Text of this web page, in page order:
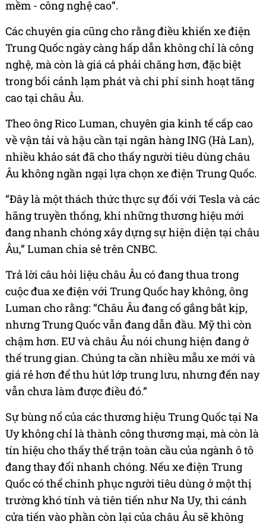
mềm - công nghệ cao”.
Các chuyên gia cũng cho rằng điều khiến xe điện
Trung Quốc ngày càng hấp dẫn không chỉ là công
nghệ, mà còn là giá cả phải chăng hơn, đặc biệt
trong bối cảnh lạm phát và chi phí sinh hoạt tăng
cao tại châu Âu.
Theo ông Rico Luman, chuyên gia kinh tế cấp cao
về vận tải và hậu cần tại ngân hàng ING (Hà Lan),
nhiều khảo sát đã cho thấy người tiêu dùng châu
Âu không ngần ngại lựa chọn xe điện Trung Quốc.
“Đây là một thách thức thực sự đối với Tesla và các
hãng truyền thống, khi những thương hiệu mới
đang nhanh chóng xây dựng sự hiện diện tại châu
Âu,” Luman chia sẻ trên CNBC.
Trả lời câu hỏi liệu châu Âu có đang thua trong
cuộc đua xe điện với Trung Quốc hay không, ông
Luman cho rằng: “Châu Âu đang cố gắng bắt kịp,
nhưng Trung Quốc vẫn đang dẫn đầu. Mỹ thì còn
chậm hơn. EU và châu Âu nói chung hiện đang ở
thế trung gian. Chúng ta cần nhiều mẫu xe mới và
giá rẻ hơn để thu hút lớp trung lưu, nhưng đến nay
vẫn chưa làm được điều đó.”
Sự bùng nổ của các thương hiệu Trung Quốc tại Na
Uy không chỉ là thành công thương mại, mà còn là
tín hiệu cho thấy thế trận toàn cầu của ngành ô tô
đang thay đổi nhanh chóng. Nếu xe điện Trung
Quốc có thể chinh phục người tiêu dùng ở một thị
trường khó tính và tiên tiến như Na Uy, thì cánh
cửa tiến vào phần còn lại của châu Âu sẽ không